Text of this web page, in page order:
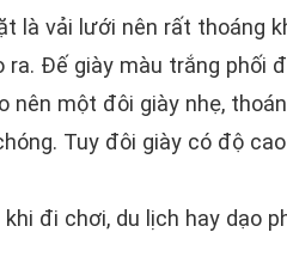
là vải lưới nên rất thoáng
Đế giày màu trắng phối
một đôi giày nhẹ,
Tuy đôi giày có độ
đi chơi, du lịch hay dạo